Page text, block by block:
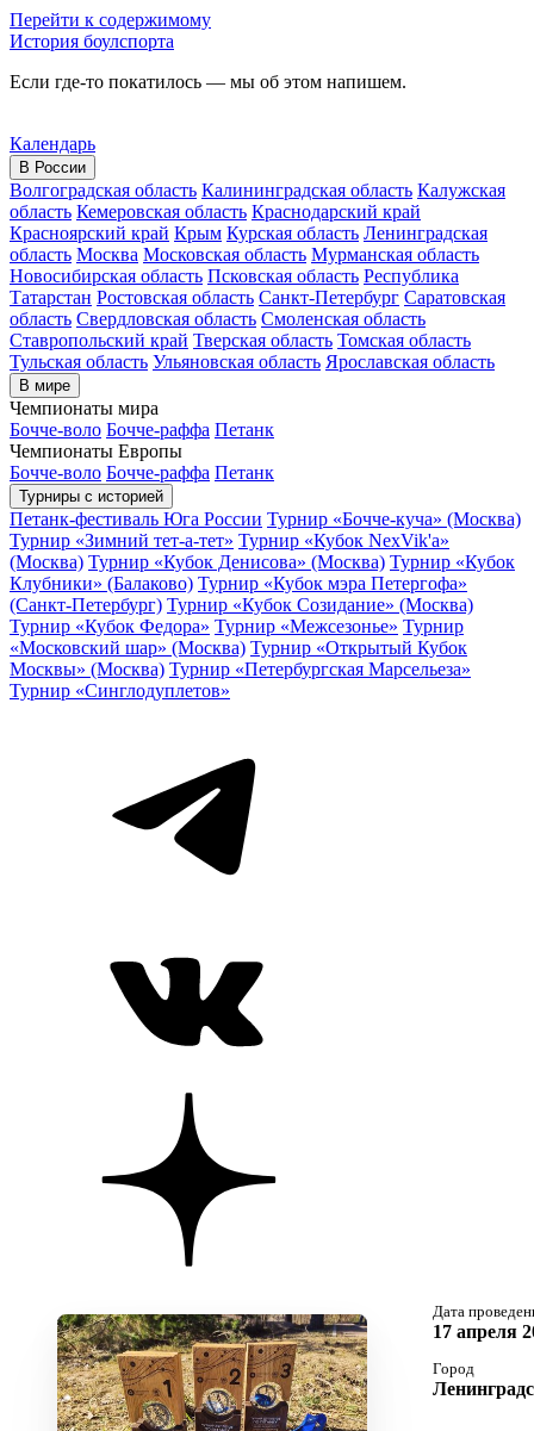
Перейти к содержимому
История боулспорта
Если где-то покатилось — мы об этом напишем.
Календарь
В России
Волгоградская область Калининградская область Калужская
область Кемеровская область Краснодарский край
Красноярский край Крым Курская область Ленинградская
область Москва Московская область Мурманская область
Новосибирская область Псковская область Республика
Татарстан Ростовская область Санкт-Петербург Саратовская
область Свердловская область Смоленская область
Ставропольский край Тверская область Томская область
Тульская область Ульяновская область Ярославская область
В мире
Чемпионаты мира
Бочче-воло Бочче-раффа Петанк
Чемпионаты Европы
Бочче-воло Бочче-раффа Петанк
Турниры с историей
Петанк-фестиваль Юга России Турнир «Бочче-куча» (Москва)
Турнир «Зимний тет-а-тет» Турнир «Кубок NexVik'a»
(Москва) Турнир «Кубок Денисова» (Москва) Турнир «Кубок
Клубники» (Балаково) Турнир «Кубок мэра Петергофа»
(Санкт-Петербург) Турнир «Кубок Созидание» (Москва)
Турнир «Кубок Федора» Турнир «Межсезонье» Турнир
«Московский шар» (Москва) Турнир «Открытый Кубок
Москвы» (Москва) Турнир «Петербургская Марсельеза»
Турнир «Синглодуплетов»
Дата
17 апреля
Город